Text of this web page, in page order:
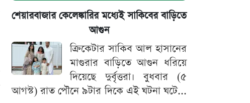
শেয়ারবাজার কেলেঙ্কারির মধ্যেই সাকিবের বাড়িতে
আগুন
ক্রিকেটার সাকিব আল হাসানের
মাগুরার বাড়িতে আগুন ধরিয়ে
দিয়েছে দুর্বৃত্তরা। বুধবার (৫
আগস্ট) রাত পৌনে ৯টার দিকে এই ঘটনা ঘটে...